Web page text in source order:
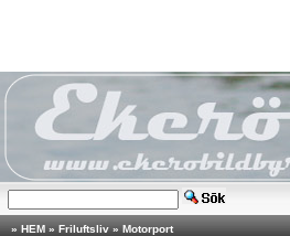
» HEM » Friluftsliv » Motorport